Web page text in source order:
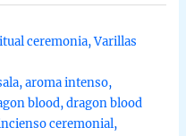
ceremonia,Varillas
,aroma intenso,
blood,dragon blood
ceremonial,